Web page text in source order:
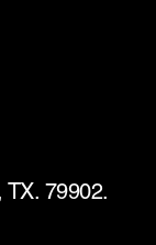
79902.